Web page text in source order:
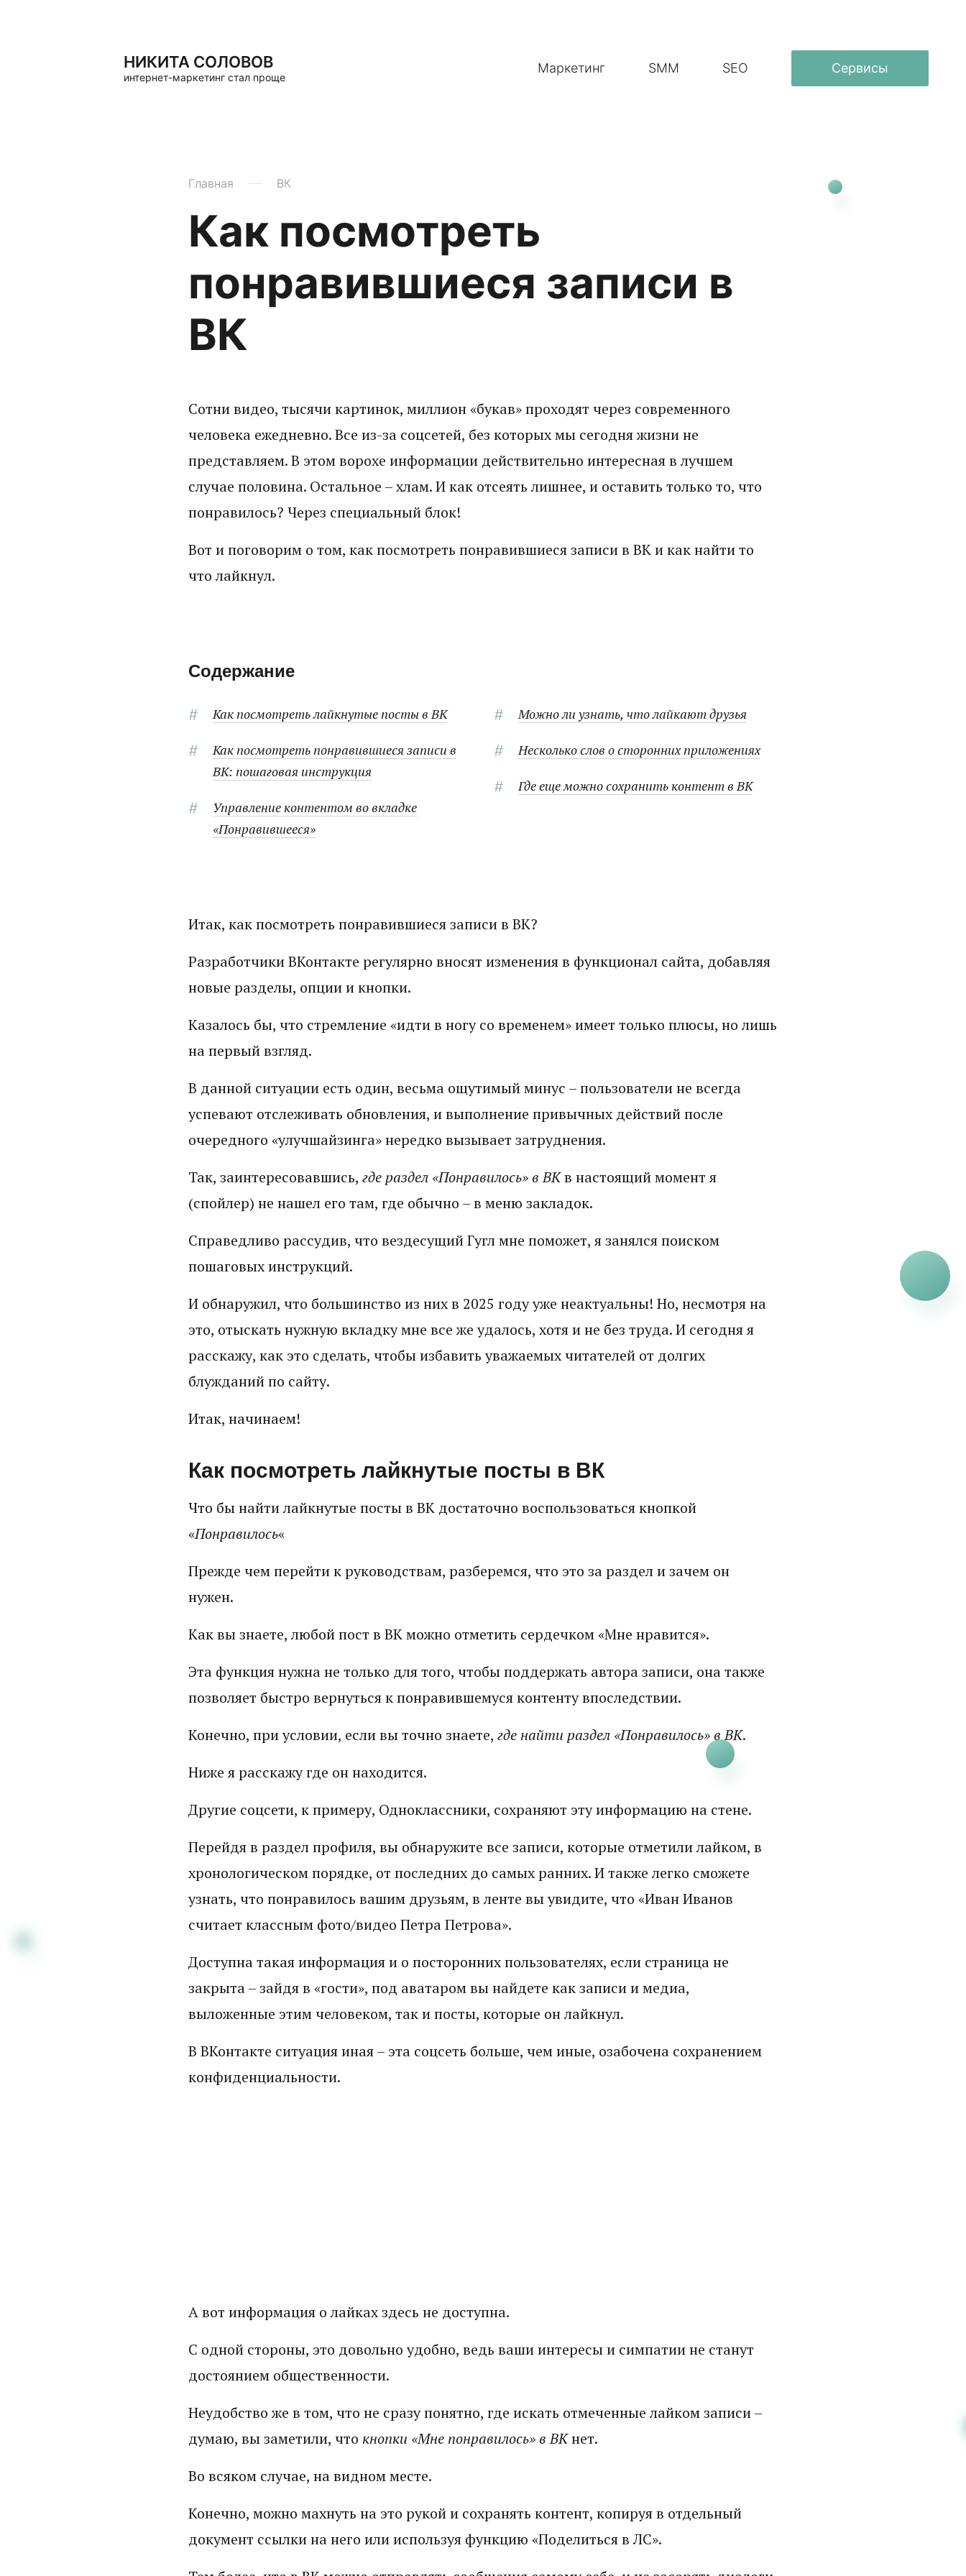
НИКИТА СОЛОВОВ
интернет-маркетинг стал проще
Маркетинг SMM SEO Сервисы
Главная ВК
Как посмотреть
понравившиеся записи в
ВК
Сотни видео, тысячи картинок, миллион «букав» проходят через современного
человека ежедневно. Все из-за соцсетей, без которых мы сегодня жизни не
представляем. В этом ворохе информации действительно интересная в лучшем
случае половина. Остальное – хлам. И как отсеять лишнее, и оставить только то, что
понравилось? Через специальный блок!
Вот и поговорим о том, как посмотреть понравившиеся записи в ВК и как найти то
что лайкнул.
Содержание
Как посмотреть лайкнутые посты в ВК
Как посмотреть понравившиеся записи в
ВК: пошаговая инструкция
Управление контентом во вкладке
«Понравившееся»
Можно ли узнать, что лайкают друзья
Несколько слов о сторонних приложениях
Где еще можно сохранить контент в ВК
Итак, как посмотреть понравившиеся записи в ВК?
Разработчики ВКонтакте регулярно вносят изменения в функционал сайта, добавляя
новые разделы, опции и кнопки.
Казалось бы, что стремление «идти в ногу со временем» имеет только плюсы, но лишь
на первый взгляд.
В данной ситуации есть один, весьма ощутимый минус – пользователи не всегда
успевают отслеживать обновления, и выполнение привычных действий после
очередного «улучшайзинга» нередко вызывает затруднения.
Так, заинтересовавшись, где раздел «Понравилось» в ВКв настоящий момент я
(спойлер) не нашел его там, где обычно – в меню закладок.
Справедливо рассудив, что вездесущий Гугл мне поможет, я занялся поиском
пошаговых инструкций.
И обнаружил, что большинство из них в 2025 году уже неактуальны! Но, несмотря на
это, отыскать нужную вкладку мне все же удалось, хотя и не без труда. И сегодня я
расскажу, как это сделать, чтобы избавить уважаемых читателей от долгих
блужданий по сайту.
Итак, начинаем!
Как посмотреть лайкнутые посты в ВК
Что бы найти лайкнутые посты в ВК достаточно воспользоваться кнопкой
«Понравилось«
Прежде чем перейти к руководствам, разберемся, что это за раздел и зачем он
нужен.
Как вы знаете, любой пост в ВК можно отметить сердечком «Мне нравится».
Эта функция нужна не только для того, чтобы поддержать автора записи, она также
позволяет быстро вернуться к понравившемуся контенту впоследствии.
Конечно, при условии, если вы точно знаете, где найти раздел «Понравилось» в ВК.
Ниже я расскажу где он находится.
Другие соцсети, к примеру, Одноклассники, сохраняют эту информацию на стене.
Перейдя в раздел профиля, вы обнаружите все записи, которые отметили лайком, в
хронологическом порядке, от последних до самых ранних. И также легко сможете
узнать, что понравилось вашим друзьям, в ленте вы увидите, что «Иван Иванов
считает классным фото/видео Петра Петрова».
Доступна такая информация и о посторонних пользователях, если страница не
закрыта – зайдя в «гости», под аватаром вы найдете как записи и медиа,
выложенные этим человеком, так и посты, которые он лайкнул.
В ВКонтакте ситуация иная – эта соцсеть больше, чем иные, озабочена сохранением
конфиденциальности.
А вот информация о лайках здесь не доступна.
С одной стороны, это довольно удобно, ведь ваши интересы и симпатии не станут
достоянием общественности.
Неудобство же в том, что не сразу понятно, где искать отмеченные лайком записи –
думаю, вы заметили, что кнопки «Мне понравилось» в ВКнет.
Во всяком случае, на видном месте.
Конечно, можно махнуть на это рукой и сохранять контент, копируя в отдельный
документ ссылки на него или используя функцию «Поделиться в ЛС».